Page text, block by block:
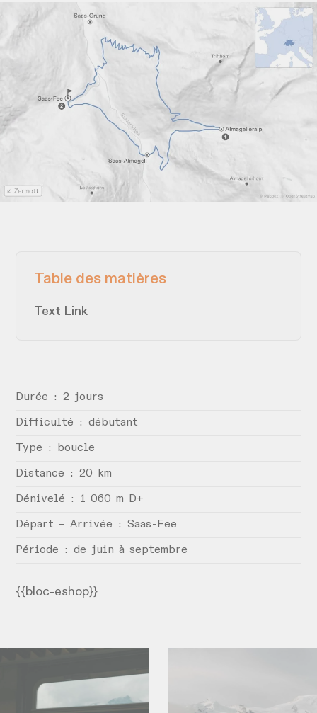
Table des matières
Text Link
Durée : 2 jours
Difficulté : débutant
Type : boucle
Distance : 20 km
Dénivelé : 1 060 m D+
Départ – Arrivée : Saas-Fee
Période : de juin à septembre
{{bloc-eshop}}